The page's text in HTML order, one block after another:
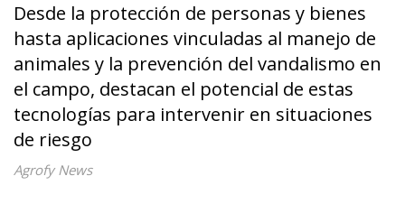
Desde la protección de personas y bienes
hasta aplicaciones vinculadas al manejo de
animales y la prevención del vandalismo en
el campo, destacan el potencial de estas
tecnologías para intervenir en situaciones
de riesgo
Agrofy News